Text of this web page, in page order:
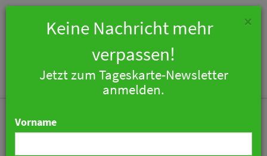
×
Keine Nachricht mehr
verpassen!
Jetzt zum Tageskarte-Newsletter
anmelden.
Vorname